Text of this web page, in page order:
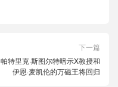
下一篇
帕特里克·斯图尔特暗示X教授和
伊恩·麦凯伦的万磁王将回归